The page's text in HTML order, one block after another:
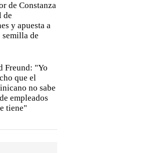
de Constanza
de
y apuesta a
de
Freund: "Yo
que el
no sabe
empleados
tiene"